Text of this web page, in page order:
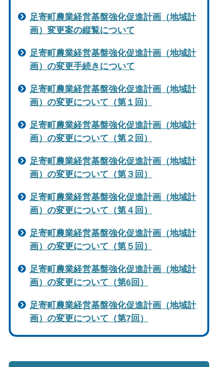
足寄町農業経営基盤強化促進計画（地域計
画）変更案の縦覧について
足寄町農業経営基盤強化促進計画（地域計
画）の変更手続きについて
足寄町農業経営基盤強化促進計画（地域計
画）の変更について（第１回）
足寄町農業経営基盤強化促進計画（地域計
画）の変更について（第２回）
足寄町農業経営基盤強化促進計画（地域計
画）の変更について（第３回）
足寄町農業経営基盤強化促進計画（地域計
画）の変更について（第４回）
足寄町農業経営基盤強化促進計画（地域計
画）の変更について（第５回）
足寄町農業経営基盤強化促進計画（地域計
画）の変更について（第6回）
足寄町農業経営基盤強化促進計画（地域計
画）の変更について（第7回）